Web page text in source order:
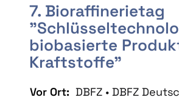
7. Bioraffinerietag
biobasierte
Kraftstoffe"
Vor Ort: DBFZ • DBFZ